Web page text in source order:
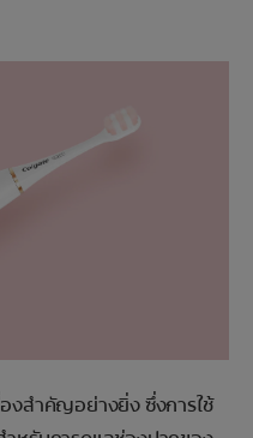
งสำคัญอย่างยิ่ง ซึ่งการใช้